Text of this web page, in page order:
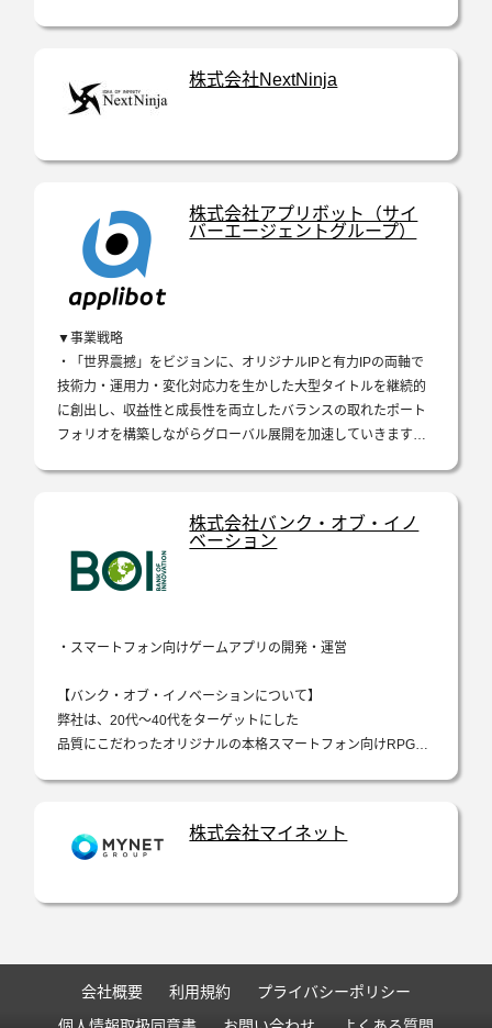
の企画・開発・運営に取り組み、2013年からこれまでに数多く
のタイトルを手掛けてきました…
株式会社NextNinja
株式会社アプリボット（サイ
バーエージェントグループ）
▼事業戦略
・「世界震撼」をビジョンに、オリジナルIPと有力IPの両軸で
技術力・運用力・変化対応力を生かした大型タイトルを継続的
に創出し、収益性と成長性を両立したバランスの取れたポート
フォリオを構築しながらグローバル展開を加速していきます。
株式会社バンク・オブ・イノ
ベーション
・スマートフォン向けゲームアプリの開発・運営
【バンク・オブ・イノベーションについて】
弊社は、20代～40代をターゲットにした
品質にこだわったオリジナルの本格スマートフォン向けRPGを
業理念に、多くのユ…株式会社マイネット
会社概要 利用規約
プライバシーポリシー